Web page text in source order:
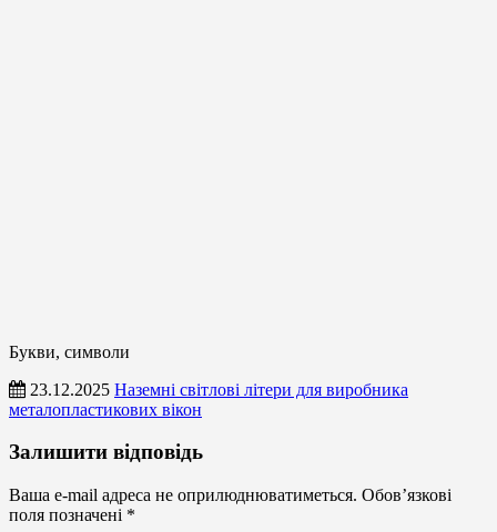
Букви, символи
23.12.2025 Наземні світлові літери для виробника
металопластикових вікон
Букви,
Залишити відповідь
Ваша e-mail адреса не оприлюднюватиметься. Обов’язкові
поля позначені *